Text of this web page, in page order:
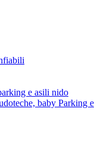
e asili nido
baby Parking e